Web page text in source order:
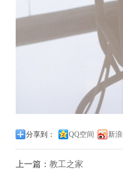
分享到： QQ空间 新
上一篇： 教工之家